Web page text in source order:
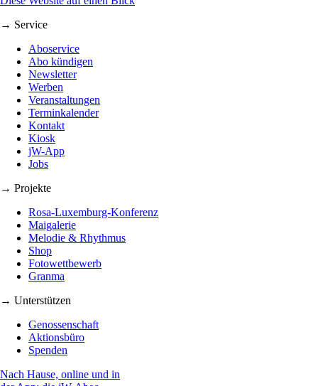
→ Service
Aboservice
Abo kündigen
Newsletter
Werben
Veranstaltungen
Terminkalender
Kontakt
Kiosk
jW-App
Jobs
→ Projekte
Rosa-Luxemburg-Konferenz
Maigalerie
Melodie & Rhythmus
Shop
Fotowettbewerb
Granma
→ Unterstützen
Genossenschaft
Aktionsbüro
Spenden
Nach Hause, online und in